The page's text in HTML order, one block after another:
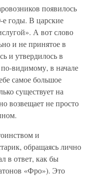
появилось
е годы. В царские
А вот слово
и не принятое в
и утвердилось в
видимому, в начале
самое большое
существует на
возвещает не просто
и
обращаясь лично
в ответ, как бы
«Фро»). Это